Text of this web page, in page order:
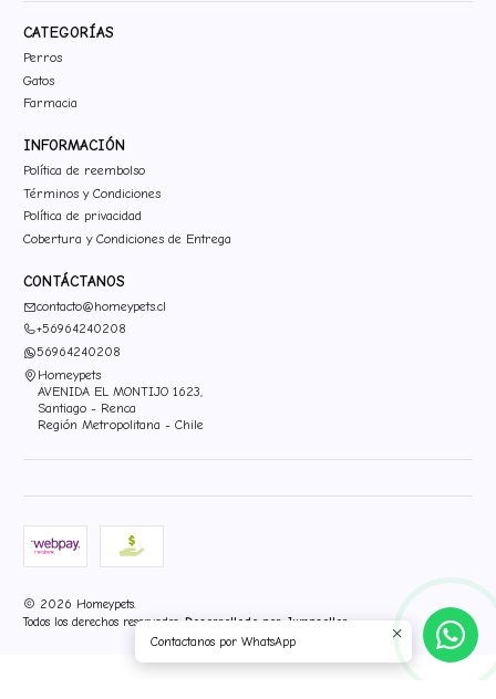
CATEGORÍAS
Perros
Gatos
Farmacia
INFORMACIÓN
Política de reembolso
Términos y Condiciones
Política de privacidad
Cobertura y Condiciones de Entrega
CONTÁCTANOS
contacto@homeypets.cl
+56964240208
56964240208
Homeypets
AVENIDA EL MONTIJO 1623,
Santiago - Renca
Región Metropolitana - Chile
2026 Homeypets.
Todos los derechos reservados. Desarrollado por Jumpseller
Contactanos por WhatsApp